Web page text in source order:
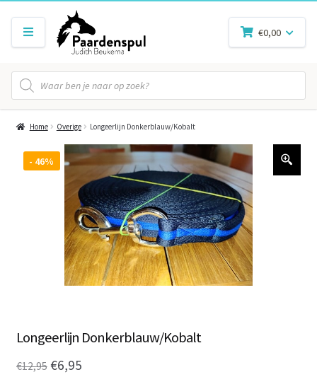
Producten
zoeken
€0,00
Home Overige Longeerlijn Donkerblauw/Kobalt
- 46%
Longeerlijn Donkerblauw/Kobalt
€12,95 Oorspronkelijke
€6,95Huidige